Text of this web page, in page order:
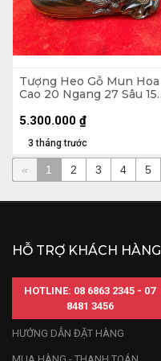
Tượng Heo Gỗ Mun Hoa
Cao 20 Ngang 27 Sâu 15
3 tháng trước
5.300.000 ₫
« 1 2 3 4 5
HỖ TRỢ KHÁCH HÀNG
HOTLINE: 08 6863 2345 - 07
8481 3456
HƯỚNG DẪN ĐẶT HÀNG